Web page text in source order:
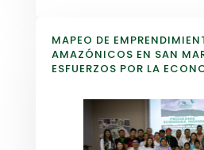
MAPEO DE
AMAZÓNICOS EN SAN
ESFUERZOS POR LA